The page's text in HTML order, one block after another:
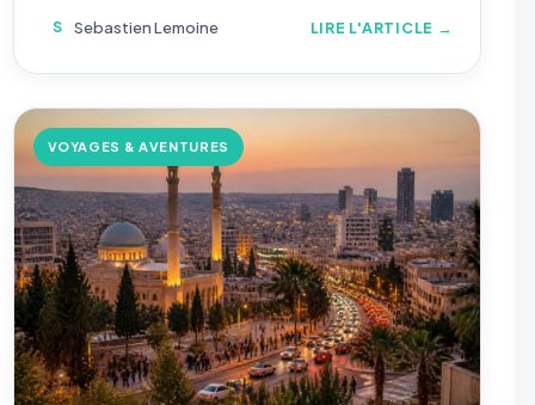
S Sebastien Lemoine LIRE L'ARTICLE →
VOYAGES & AVENTURES